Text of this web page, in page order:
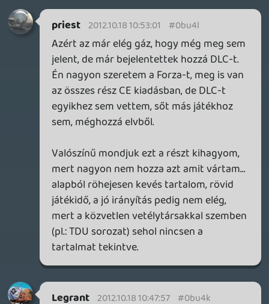
Tom 2012.10.17 20:05:57
wodbear 2012.10.18 09:29:11 #0bu4i
Sokadszorra sem 😛
Hunk2 2012.10.18 06:54:33
Hunk2 2012.10.18 06:54:33 #0bu4h
Már előre látom te sem fogsz sokáig a
köreinkben maradni.
katsazoli 2012.10.18 06:13:58
Attól még igaza van...
Crane 2012.10.18 00:27:55 #0bu4f